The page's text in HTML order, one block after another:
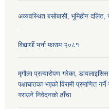
अव्यवस्थित बसोबासी, भूमिहीन दलित,
विद्यार्थी भर्ना फाराम २०८१
मृगौला प्रत्यारोपण गरेका,
पक्षाघातका भएको विरामी प्रमाणित
गराउने निवेदनको ढाँचा